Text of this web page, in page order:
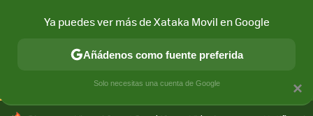
CONECTIVIDAD MÓVIL Y SOCIEDAD APLICACIONES
×
Ya puedes ver más de Xataka Movil en Google
Añádenos como fuente preferida
Solo necesitas una cuenta de Google